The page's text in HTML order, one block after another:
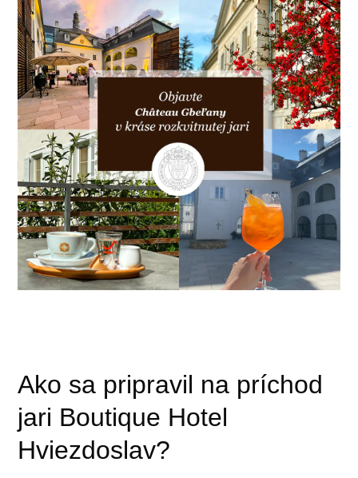
Ako sa pripravil na príchod
jari Boutique Hotel
Hviezdoslav?